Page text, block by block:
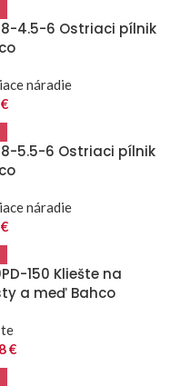
4.5-6 Ostriaci pílnik
náradie
€
5.5-6 Ostriaci pílnik
náradie
€
150 Kliešte na
a meď Bahco
€